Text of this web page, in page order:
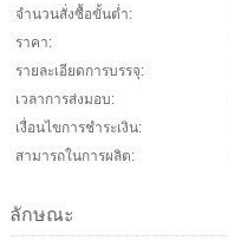
จำนวนสั่งซื้อขั้นต่ำ:
ราคา:
รายละเอียดการบรรจุ:
เวลาการส่งมอบ:
เงื่อนไขการชำระเงิน:
สามารถในการผลิต:
ลักษณะ